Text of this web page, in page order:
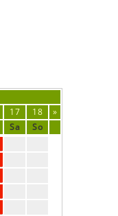
17 18
»
Sa
So